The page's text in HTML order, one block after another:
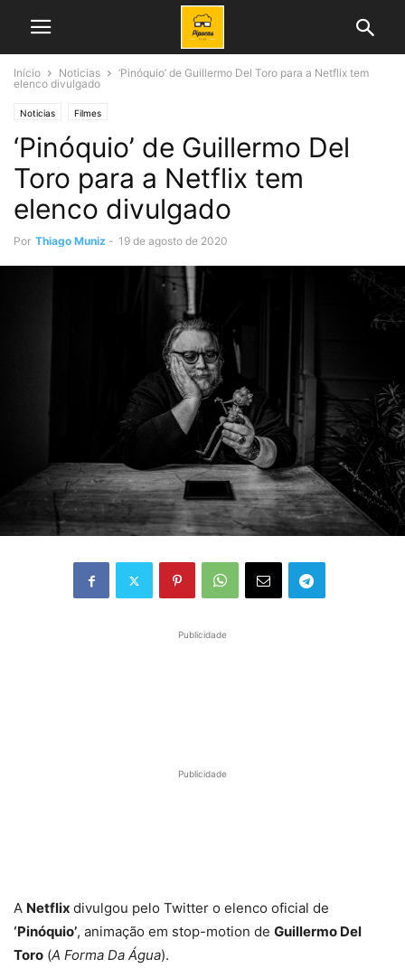
Início Noticias
‘Pinóquio’ de Guillermo Del Toro para a Netflix tem
elenco divulgado
Noticias Filmes
‘Pinóquio’ de Guillermo Del
Toro para a Netflix tem
elenco divulgado
Por Thiago Muniz - 19 de agosto de 2020
Publicidade
Publicidade
A Netflix divulgou pelo Twitter o elenco oficial de
‘Pinóquio’, animação em stop-motion de Guillermo Del
Toro (A Forma Da Água).